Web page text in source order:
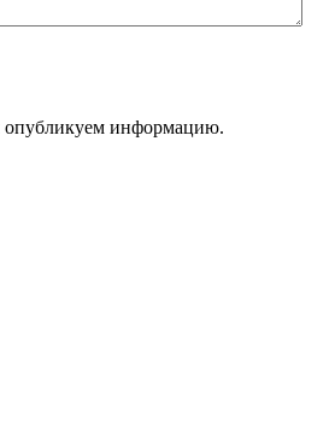
информацию.